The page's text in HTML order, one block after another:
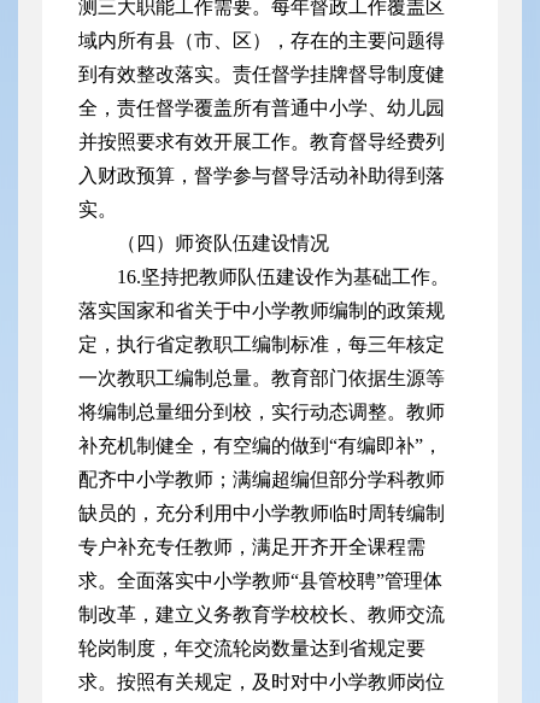
测三大职能工作需要。每年督政工作覆盖区
域内所有县（市、区），存在的主要问题得
到有效整改落实。责任督学挂牌督导制度健
全，责任督学覆盖所有普通中小学、幼儿园
并按照要求有效开展工作。教育督导经费列
入财政预算，督学参与督导活动补助得到落
实。
（四）师资队伍建设情况
16.坚持把教师队伍建设作为基础工作。
落实国家和省关于中小学教师编制的政策规
定，执行省定教职工编制标准，每三年核定
一次教职工编制总量。教育部门依据生源等
将编制总量细分到校，实行动态调整。教师
补充机制健全，有空编的做到“有编即补”，
配齐中小学教师；满编超编但部分学科教师
缺员的，充分利用中小学教师临时周转编制
专户补充专任教师，满足开齐开全课程需
求。全面落实中小学教师“县管校聘”管理体
制改革，建立义务教育学校校长、教师交流
轮岗制度，年交流轮岗数量达到省规定要
求。按照有关规定，及时对中小学教师岗位